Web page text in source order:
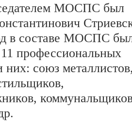
МОСПС был
в составе МОСПС
профессиональных
них: союз